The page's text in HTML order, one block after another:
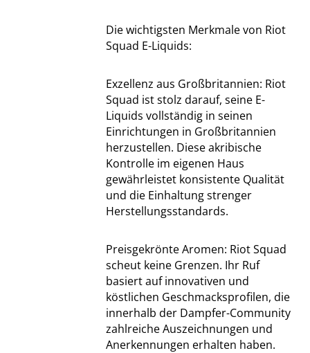
Die wichtigsten Merkmale von Riot
Squad E-Liquids:
Exzellenz aus Großbritannien: Riot
Squad ist stolz darauf, seine E-
Liquids vollständig in seinen
Einrichtungen in Großbritannien
herzustellen. Diese akribische
Kontrolle im eigenen Haus
gewährleistet konsistente Qualität
und die Einhaltung strenger
Herstellungsstandards.
Preisgekrönte Aromen: Riot Squad
scheut keine Grenzen. Ihr Ruf
basiert auf innovativen und
köstlichen Geschmacksprofilen, die
innerhalb der Dampfer-Community
zahlreiche Auszeichnungen und
Anerkennungen erhalten haben.